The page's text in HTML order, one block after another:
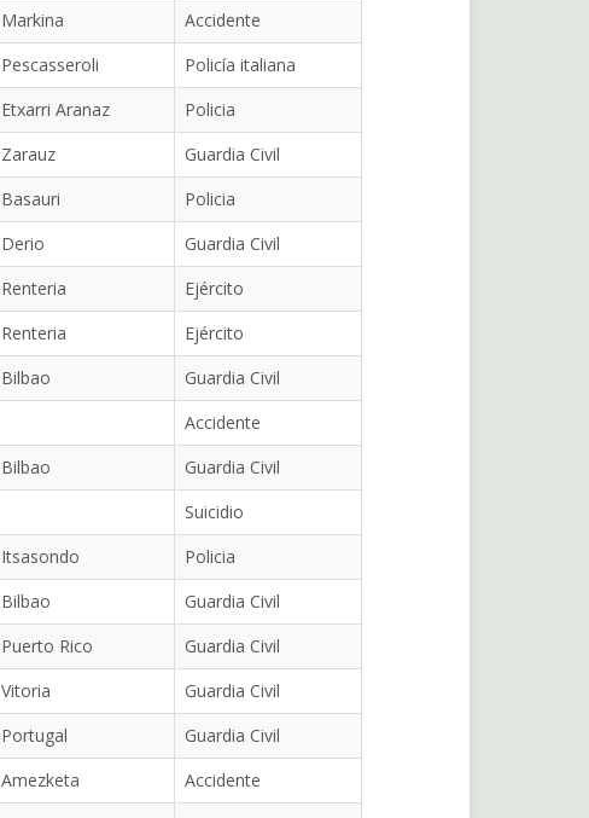
Markina
Accidente
Pescasseroli
Policía italiana
Etxarri Aranaz
Policia
Zarauz
Guardia Civil
Basauri
Policia
Derio
Guardia Civil
Renteria
Ejército
Renteria
Ejército
Bilbao
Guardia Civil
Accidente
Bilbao
Guardia Civil
Suicidio
Itsasondo
Policia
Bilbao
Guardia Civil
Puerto Rico
Guardia Civil
Vitoria
Guardia Civil
Portugal
Guardia Civil
Amezketa
Accidente